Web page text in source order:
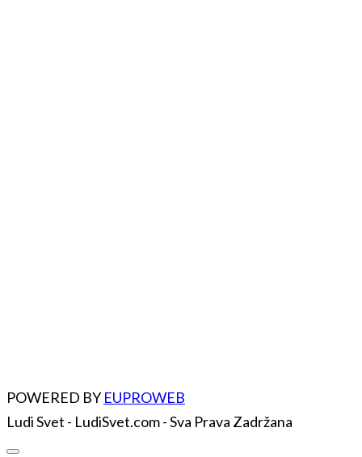
POWERED BYEUPROWEB
Ludi Svet - LudiSvet.com - Sva Prava Zadržana